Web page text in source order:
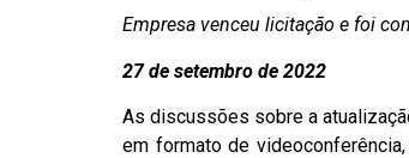
Empresa venceu licitação e foi
27 de setembro de 2022
As discussões sobre a
em formato de